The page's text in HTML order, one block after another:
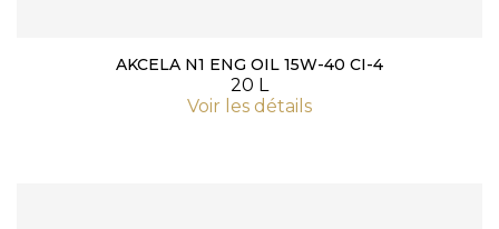
AKCELA N1 ENG OIL 15W-40 CI-4
20 L
Voir les détails